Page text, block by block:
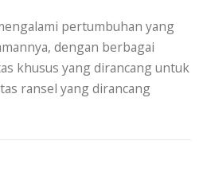
pertumbuhan yang
dengan berbagai
khusus yang dirancang untuk
ransel yang dirancang